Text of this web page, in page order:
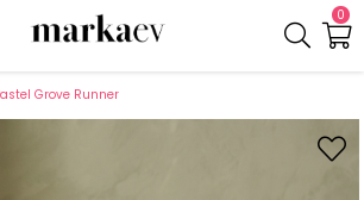
0
Grove Runner